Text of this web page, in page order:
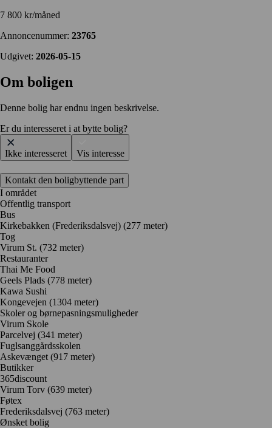
7 800 kr/måned
Annoncenummer: 23765
Udgivet: 2026-05-15
Om boligen
Denne bolig har endnu ingen beskrivelse.
Er du interesseret i at bytte bolig?
Ikke interesseret Vis interesse
Kontakt den boligbyttende part
I området
Offentlig transport
Bus
Kirkebakken (Frederiksdalsvej) (277 meter)
Tog
Virum St. (732 meter)
Restauranter
Thai Me Food
Geels Plads (778 meter)
Kawa Sushi
Kongevejen (1304 meter)
Skoler og børnepasningsmuligheder
Virum Skole
Parcelvej (341 meter)
Fuglsanggårdsskolen
Askevænget (917 meter)
Butikker
365discount
Virum Torv (639 meter)
Føtex
Frederiksdalsvej (763 meter)
Ønsket bolig